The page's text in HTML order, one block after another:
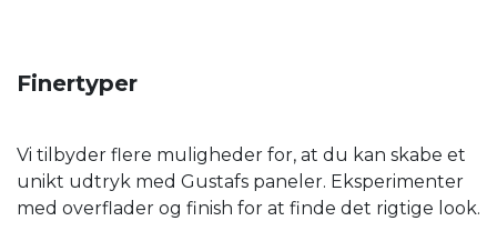
Finertyper
Vi tilbyder flere muligheder for, at du kan skabe et
unikt udtryk med Gustafs paneler. Eksperimenter
med overflader og finish for at finde det rigtige look.